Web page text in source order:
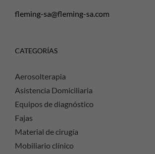
fleming-sa@fleming-sa.com
CATEGORÍAS
Aerosolterapia
Asistencia Domiciliaria
Equipos de diagnóstico
Fajas
Material de cirugía
Mobiliario clínico